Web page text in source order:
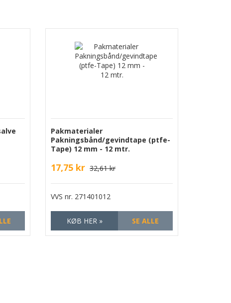
Pakmaterialer
Pakningsbånd/gevindtape (ptfe-
Tape) 12 mm - 12 mtr.
17,75 kr 32,61 kr
VVS nr. 271401012
KØB HER » SE ALLE